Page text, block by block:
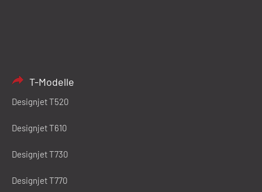
T-Modelle
Designjet T520
Designjet T610
Designjet T730
Designjet T770